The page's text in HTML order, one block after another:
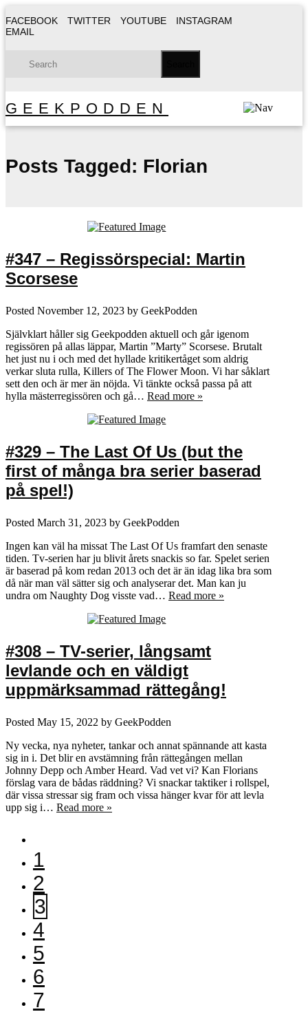
FACEBOOK TWITTER YOUTUBE
INSTAGRAM
EMAIL
GEEKPODDEN
Posts Tagged: Florian
#347 – Regissörspecial: Martin
Scorsese
Posted November 12, 2023 by GeekPodden
Självklart håller sig Geekpodden aktuell och går igenom
regissören på allas läppar, Martin ”Marty” Scorsese. Brutalt
het just nu i och med det hyllade kritikertåget som aldrig
verkar sluta rulla, Killers of The Flower Moon. Vi har såklart
sett den och är mer än nöjda. Vi tänkte också passa på att
hylla mästerregissören och gå… Read more »
#329 – The Last Of Us (but the
first of många bra serier baserad
på spel!)
Posted March 31, 2023 by GeekPodden
Ingen kan väl ha missat The Last Of Us framfart den senaste
tiden. Tv-serien har ju blivit årets snackis so far. Spelet serien
är baserad på kom redan 2013 och det är än idag lika bra som
då när man väl sätter sig och analyserar det. Man kan ju
undra om Naughty Dog visste vad… Read more »
#308 – TV-serier, långsamt
levlande och en väldigt
uppmärksammad rättegång!
Posted May 15, 2022 by GeekPodden
Ny vecka, nya nyheter, tankar och annat spännande att kasta
sig in i. Det blir en avstämning från rättegången mellan
Johnny Depp och Amber Heard. Vad vet vi? Kan Florians
förslag vara de bådas räddning? Vi snackar taktiker i rollspel,
där vissa stressar sig fram och vissa hänger kvar för att levla
upp sig i… Read more »
1
2
3
4
5
6
7